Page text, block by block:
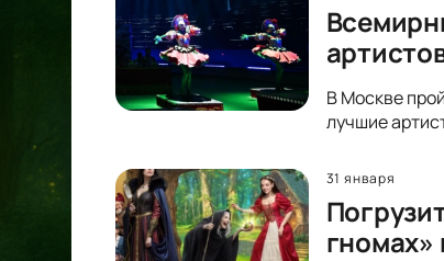
В Москве
лучшие
31 января